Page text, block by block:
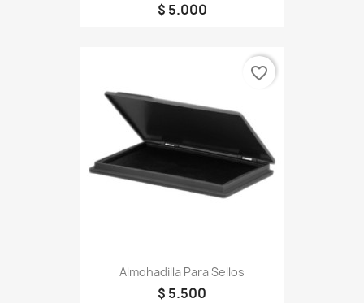
$ 5.000
Almohadilla Para Sellos
$ 5.500
favorite_border